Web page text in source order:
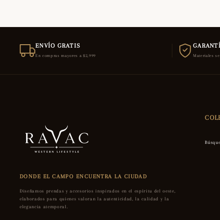
ENVÍO GRATIS
En compras mayores a $2,999 Materiales
DONDE EL CAMPO ENCUENTRA LA CIUDAD
Diseñamos prendas y accesorios inspirados en el espíritu del oeste,
elaborados para quienes valoran la autenticidad, la calidad y la
elegancia atemporal.